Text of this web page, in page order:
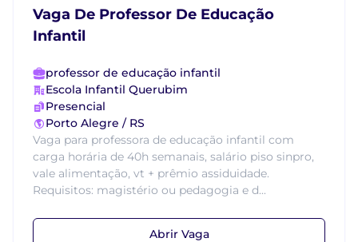
Vaga De Professor De Educação
Infantil
professor de educação infantil
Escola Infantil Querubim
Presencial
Porto Alegre / RS
Vaga para professora de educação infantil com
carga horária de 40h semanais, salário piso sinpro,
vale alimentação, vt + prêmio assiduidade.
Requisitos: magistério ou pedagogia e d...
Abrir Vaga